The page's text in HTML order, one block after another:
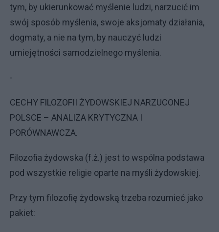
tym, by ukierunkować myślenie ludzi, narzucić im
swój sposób myślenia, swoje aksjomaty działania,
dogmaty, a nie na tym, by nauczyć ludzi
umiejętności samodzielnego myślenia.
-
CECHY FILOZOFII ŻYDOWSKIEJ NARZUCONEJ
POLSCE – ANALIZA KRYTYCZNA I
PORÓWNAWCZA.
Filozofia żydowska (f.ż.) jest to wspólna podstawa
pod wszystkie religie oparte na myśli żydowskiej.
Przy tym filozofię żydowską trzeba rozumieć jako
pakiet: